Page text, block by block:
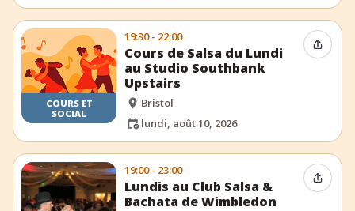
COURS ET
SOCIAL
19:30 - 22:00
Cours de Salsa du Lundi
au Studio Southbank
Upstairs
Bristol
lundi, août 10, 2026
19:00 - 23:00
Lundis au Club Salsa &
Bachata de Wimbledon